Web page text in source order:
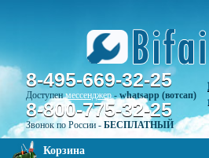
8-495-669-32-25
Доступенмессенджер-whatsapp (вотсап)
8-800-775-32-25
Звонок по России - БЕСПЛАТНЫЙ
Корзина